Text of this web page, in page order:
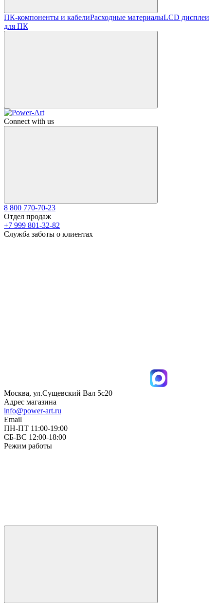
ПК-компоненты и кабелиРасходные материалыLCD дисплеи
для ПК
Connect with us
8 800 770-70-23
Отдел продаж
+7 999 801-32-82
Служба заботы о клиентах
Москва, ул.Сущевский Вал 5с20
Адрес магазина
info@power-art.ru
Email
ПН-ПТ 11:00-19:00
СБ-ВС 12:00-18:00
Режим работы